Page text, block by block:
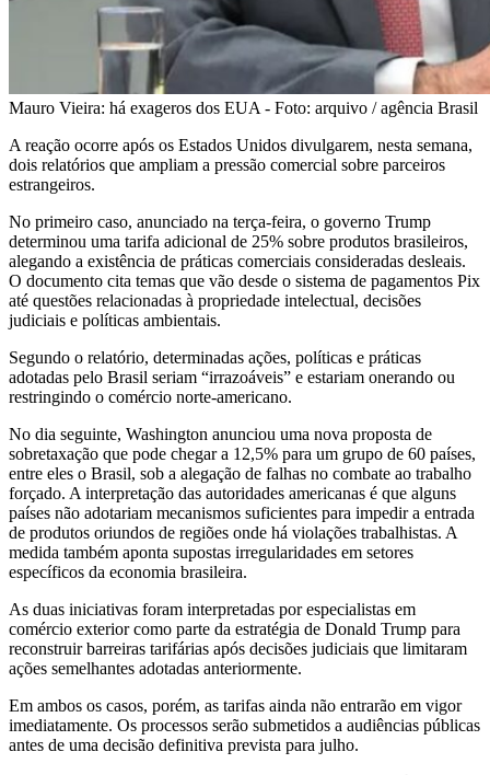
Mauro Vieira: há exageros dos EUA - Foto: arquivo / agência Brasil
A reação ocorre após os Estados Unidos divulgarem, nesta semana,
dois relatórios que ampliam a pressão comercial sobre parceiros
estrangeiros.
No primeiro caso, anunciado na terça-feira, o governo Trump
determinou uma tarifa adicional de 25% sobre produtos brasileiros,
alegando a existência de práticas comerciais consideradas desleais.
O documento cita temas que vão desde o sistema de pagamentos Pix
até questões relacionadas à propriedade intelectual, decisões
judiciais e políticas ambientais.
Segundo o relatório, determinadas ações, políticas e práticas
adotadas pelo Brasil seriam “irrazoáveis” e estariam onerando ou
restringindo o comércio norte-americano.
No dia seguinte, Washington anunciou uma nova proposta de
sobretaxação que pode chegar a 12,5% para um grupo de 60 países,
entre eles o Brasil, sob a alegação de falhas no combate ao trabalho
forçado. A interpretação das autoridades americanas é que alguns
países não adotariam mecanismos suficientes para impedir a entrada
de produtos oriundos de regiões onde há violações trabalhistas. A
medida também aponta supostas irregularidades em setores
específicos da economia brasileira.
As duas iniciativas foram interpretadas por especialistas em
comércio exterior como parte da estratégia de Donald Trump para
reconstruir barreiras tarifárias após decisões judiciais que limitaram
ações semelhantes adotadas anteriormente.
Em ambos os casos, porém, as tarifas ainda não entrarão em vigor
imediatamente. Os processos serão submetidos a audiências públicas
antes de uma decisão definitiva prevista para julho.